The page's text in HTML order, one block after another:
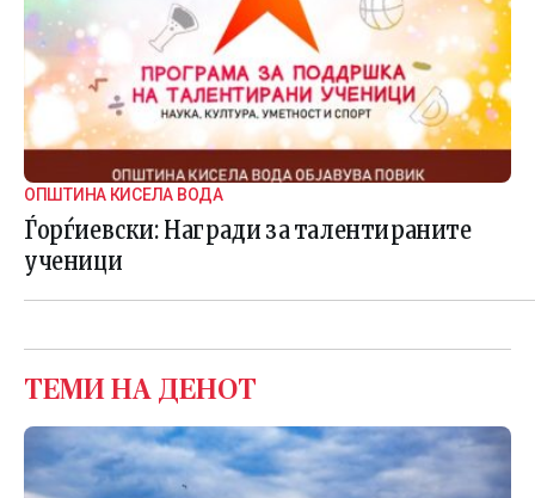
ОПШТИНА КИСЕЛА ВОДА
Ѓорѓиевски: Награди за талентираните
ученици
ТЕМИ НА ДЕНОТ